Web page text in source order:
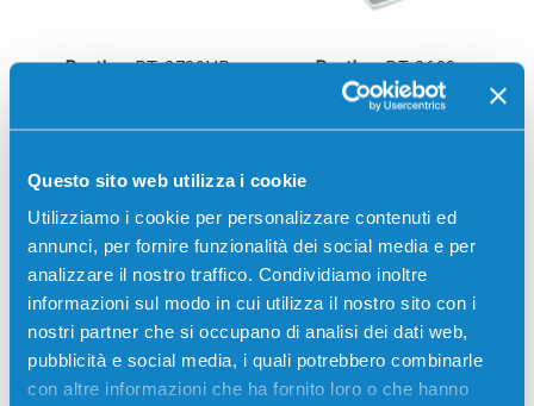
Questo sito web utilizza i cookie
Utilizziamo i cookie per personalizzare contenuti ed
annunci, per fornire funzionalità dei social media e per
analizzare il nostro traffico. Condividiamo inoltre
informazioni sul modo in cui utilizza il nostro sito con i
nostri partner che si occupano di analisi dei dati web,
pubblicità e social media, i quali potrebbero combinarle
con altre informazioni che ha fornito loro o che hanno
BrotherPT-2730VP BrotherPT-3600
BrotherPT-7100VP BrotherPT-7500VP